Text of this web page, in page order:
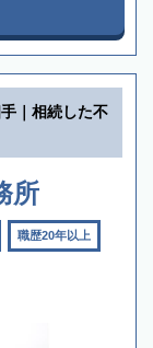
｜相続した不
所
職歴20年以上